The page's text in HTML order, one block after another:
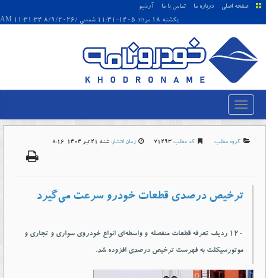
صفحه اصلی درباره ما تماس با ما
آرشیو
يکشنبه 18 مرداد 1405-11:31 شمسی /8/9/2026 11:31:34 AM
گروه مطلب: کد مطلب: 71293 زمان انتشار: شنبه 21 تير 1404-8:16
ترخیص درصدی قطعات خودرو سرعت می‌گیرد
۱۲۰ ردیف تعرفه قطعات منفصله و واسطه‌‌‌ای انواع خودروی سواری و تجاری و
موتورسیکلت به فهرست ترخیص درصدی افزوده شد.